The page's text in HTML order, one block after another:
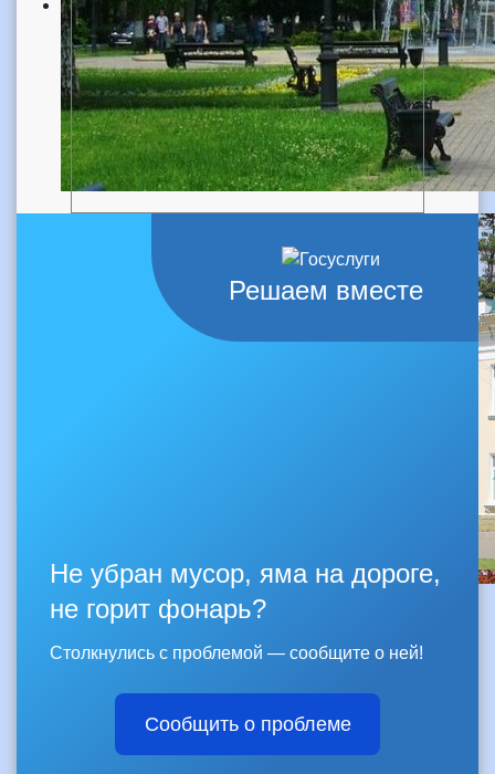
Решаем вместе
Не убран мусор, яма на дороге,
не горит фонарь?
Столкнулись с проблемой — сообщите о ней!
Сообщить о проблеме